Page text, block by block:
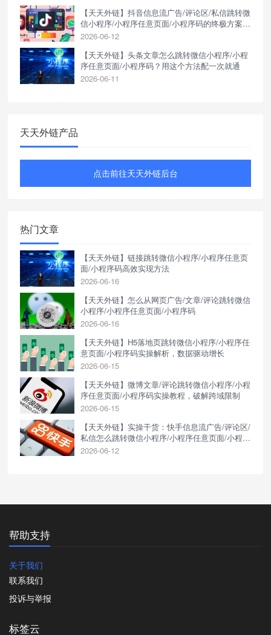
【天天外链】抖音信息流广告/评论区/私信跳转微
信小程序/小程序任意页面/小程序码的终极方案，
一键生成外链技巧
2026-06-12
【天天外链】头条文章怎么跳转微信小程序/小程
序任意页面/小程序码？用这个方法配一次就通
2026-06-11
天天外链产品
点击前往天天外链后台
热门文章
【天天外链】链接跳转微信小程序/小程序任意页
面/小程序码高效实现方法
2026-06-16
【天天外链】怎么从网页广告/文章/评论跳转微信
小程序/小程序任意页面/小程序码
2026-06-16
【天天外链】H5落地页跳转微信小程序/小程序任
意页面/小程序码实操解析，数据驱动增长
2026-06-15
【天天外链】微博文章/评论跳转微信小程序/小程
序任意页面/小程序码实操教程，破解跨域限制
2026-06-15
【天天外链】实操干货：快手信息流广告/评论区/
私信怎么跳转微信小程序/小程序任意页面/小程序
码？
2026-06-12
帮助支持
关于我们
联系我们
投诉与举报
标签云